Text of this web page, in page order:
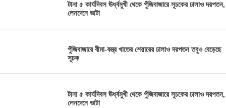
টানা ৫ কার্যদিবস ঊর্ধ্বমুখী থেকে পুঁজিবাজারে সূচকের ঢালাও দরপতন,
লেনদেনে ভাটা
পুঁজিবাজারে বীমা-বস্ত্র খাতের শেয়ারের ঢালাও দরপতন তবুও বেড়েছে
সূচক
টানা ৫ কার্যদিবস ঊর্ধ্বমুখী থেকে পুঁজিবাজারে সূচকের ঢালাও দরপতন,
লেনদেনে ভাটা